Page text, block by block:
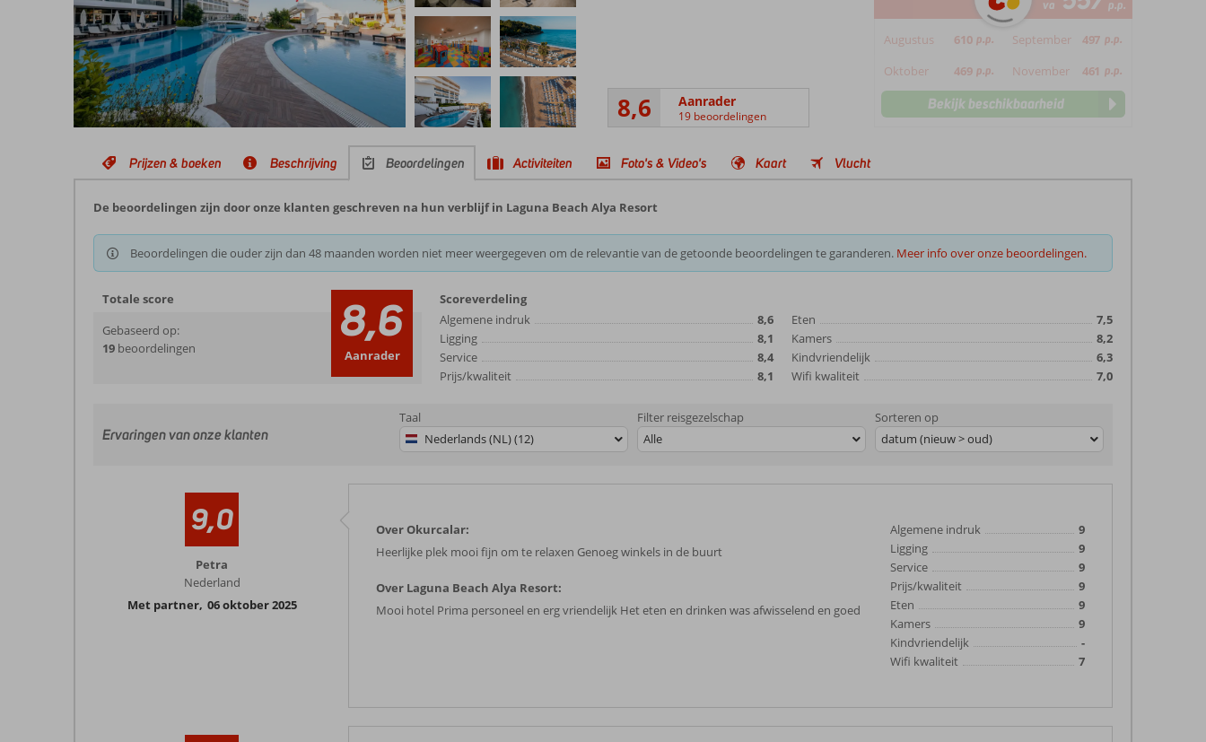
8,6 Aanrader
19 beoordelingen
va p.p.
Augustus 610 p.p. September 497 p.p.
Oktober 469 p.p. November 461 p.p.
Bekijk beschikbaarheid
Prijzen & boeken Beschrijving Beoordelingen Activiteiten Foto's & Video's Kaart Vlucht
De beoordelingen zijn door onze klanten geschreven na hun verblijf in Laguna Beach Alya Resort
Beoordelingen die ouder zijn dan 48 maanden worden niet meer weergegeven om de relevantie van de getoonde beoordelingen te garanderen. Meer info over onze beoordelingen.
Totale score
Gebaseerd op:
19 beoordelingen 8,6
Aanrader
Scoreverdeling
Algemene indruk
8,6
Ligging
8,1
Service
8,4
Prijs/kwaliteit
8,1
Eten
7,5
Kamers
8,2
Kindvriendelijk
6,3
Wifi kwaliteit
7,0
Ervaringen van onze klanten
Taal
Nederlands (NL) (12)
Filter reisgezelschap
Alle
Sorteren op
datum (nieuw > oud)
9,0
Petra
Nederland
Met partner, 06 oktober 2025
Over Okurcalar:
Heerlijke plek mooi fijn om te relaxen Genoeg winkels in de buurt
Over Laguna Beach Alya Resort:
Mooi hotel Prima personeel en erg vriendelijk Het eten en drinken was afwisselend en goed
Algemene indruk
9
Ligging
9
Service
9
Prijs/kwaliteit
9
Eten
9
Kamers
9
Kindvriendelijk
-
Wifi kwaliteit
7